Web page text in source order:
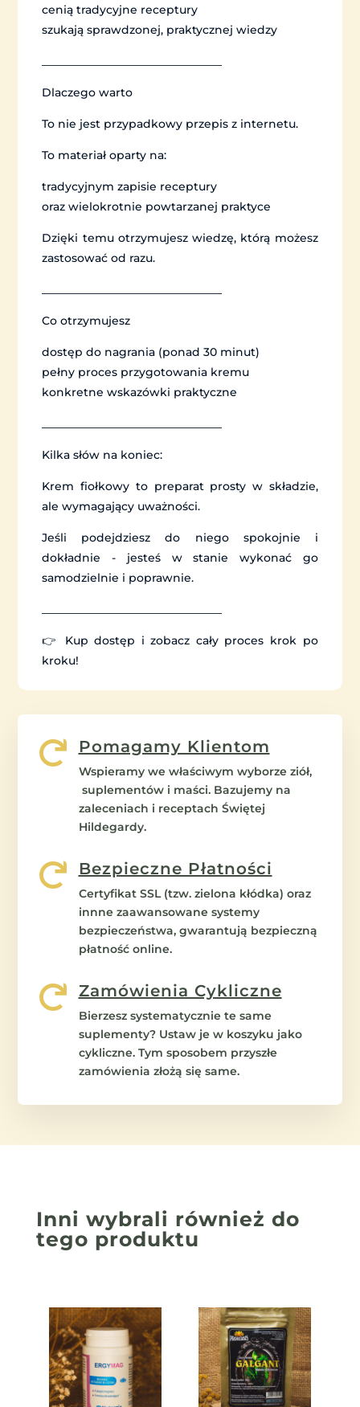
cenią tradycyjne receptury
szukają sprawdzonej, praktycznej wiedzy
Dlaczego warto
To nie jest przypadkowy przepis z internetu.
To materiał oparty na:
tradycyjnym zapisie receptury
oraz wielokrotnie powtarzanej praktyce
Dzięki temu otrzymujesz wiedzę, którą możesz
zastosować od razu.
Co otrzymujesz
dostęp do nagrania (ponad 30 minut)
pełny proces przygotowania kremu
konkretne wskazówki praktyczne
Kilka słów na koniec:
Krem fiołkowy to preparat prosty w składzie,
ale wymagający uważności.
Jeśli podejdziesz do niego spokojnie i
dokładnie - jesteś w stanie wykonać go
samodzielnie i poprawnie.
👉 Kup dostęp i zobacz cały proces krok po
kroku!
 Pomagamy Klientom
Wspieramy we właściwym wyborze ziół,
suplementów i maści. Bazujemy na
zaleceniach i receptach Świętej
Hildegardy.
 Bezpieczne Płatności
Certyfikat SSL (tzw. zielona kłódka) oraz
innne zaawansowane systemy
bezpieczeństwa, gwarantują bezpieczną
płatność online.
 Zamówienia Cykliczne
Bierzesz systematycznie te same
suplementy? Ustaw je w koszyku jako
cykliczne. Tym sposobem przyszłe
zamówienia złożą się same.
Inni wybrali również do
tego produktu